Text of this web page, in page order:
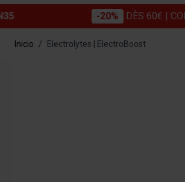
DÈS 60€| CODE :
Inicio / Electrolytes | ElectroBoost